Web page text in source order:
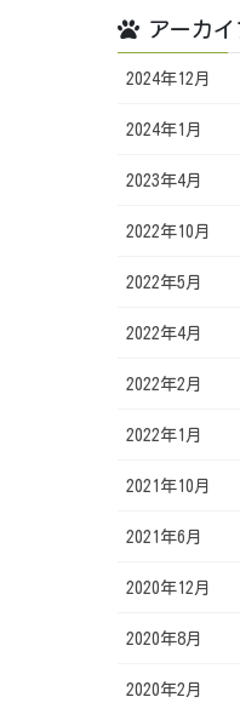
アーカイ
2024年12月
2024年1月
2023年4月
2022年10月
2022年5月
2022年4月
2022年2月
2022年1月
2021年10月
2021年6月
2020年12月
2020年8月
2020年2月